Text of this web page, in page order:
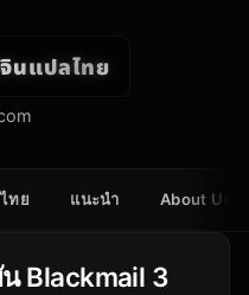
นแปลไทย
ทย แนะนำ About Us
Blackmail 3